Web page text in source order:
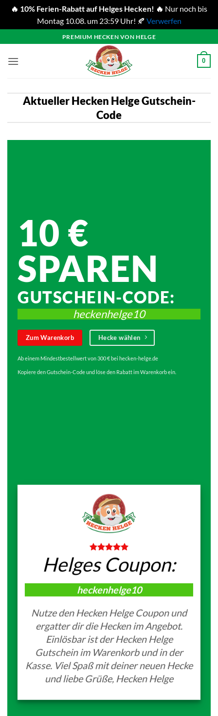
🔥 10% Ferien-Rabatt auf Helges Hecken! 🔥 Nur noch bis
Montag 10.08. um 23:59 Uhr! 🍂 Verwerfen
Inhalt
springen
PREMIUM HECKEN VON HELGE
0
Aktueller Hecken Helge Gutschein-
Code
10 €
SPAREN
GUTSCHEIN-CODE:
heckenhelge10
Zum Warenkorb Hecke wählen
Ab einem Mindestbestellwert von 300 € bei hecken-helge.de
Kopiere den Gutschein-Code und löse den Rabatt im Warenkorb ein.
Helges Coupon:
heckenhelge10
Nutze den Hecken Helge Coupon und
ergatter dir die Hecken im Angebot.
Einlösbar ist der Hecken Helge
Gutschein im Warenkorb und in der
Kasse. Viel Spaß mit deiner neuen Hecke
und liebe Grüße, Hecken Helge